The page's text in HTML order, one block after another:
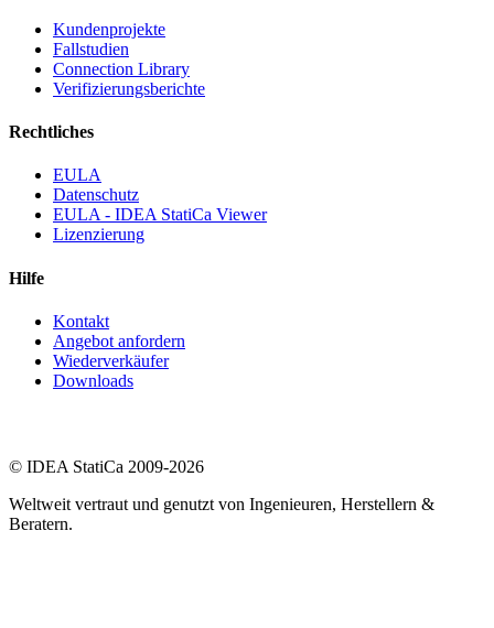
Kundenprojekte
Fallstudien
Connection Library
Verifizierungsberichte
Rechtliches
EULA
Datenschutz
EULA - IDEA StatiCa Viewer
Lizenzierung
Hilfe
Kontakt
Angebot anfordern
Wiederverkäufer
Downloads
© IDEA StatiCa 2009-2026
Weltweit vertraut und genutzt von Ingenieuren, Herstellern &
Beratern.